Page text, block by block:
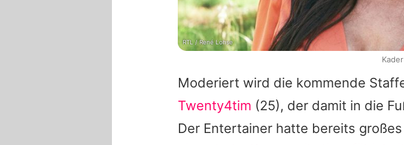
Moderiert wird die kommende
Twenty4tim (25), der damit in die
Der Entertainer hatte bereits
RTL / René Lohse